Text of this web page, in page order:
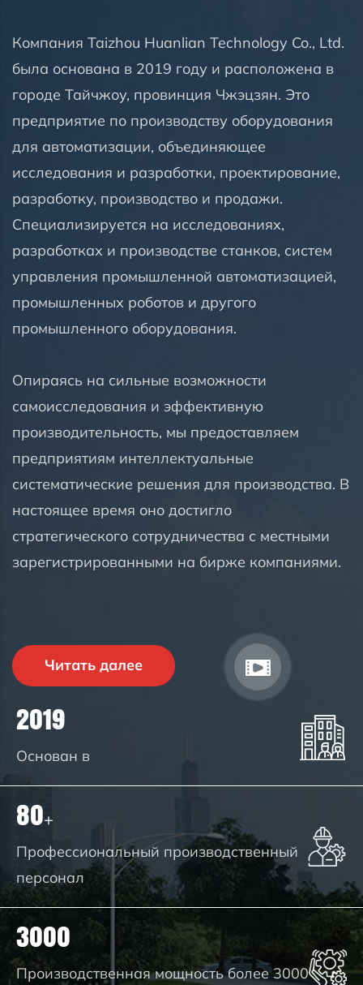
Компания Taizhou Huanlian Technology Co., Ltd.
была основана в 2019 году и расположена в
городе Тайчжоу, провинция Чжэцзян. Это
предприятие по производству оборудования
для автоматизации, объединяющее
исследования и разработки, проектирование,
разработку, производство и продажи.
Специализируется на исследованиях,
разработках и производстве станков, систем
управления промышленной автоматизацией,
промышленных роботов и другого
промышленного оборудования.
Опираясь на сильные возможности
самоисследования и эффективную
производительность, мы предоставляем
предприятиям интеллектуальные
систематические решения для производства. В
настоящее время оно достигло
стратегического сотрудничества с местными
зарегистрированными на бирже компаниями.
Читать далее
2019
Основан в
80+
Профессиональный производственный
персонал
3000
Производственная мощность более 3000